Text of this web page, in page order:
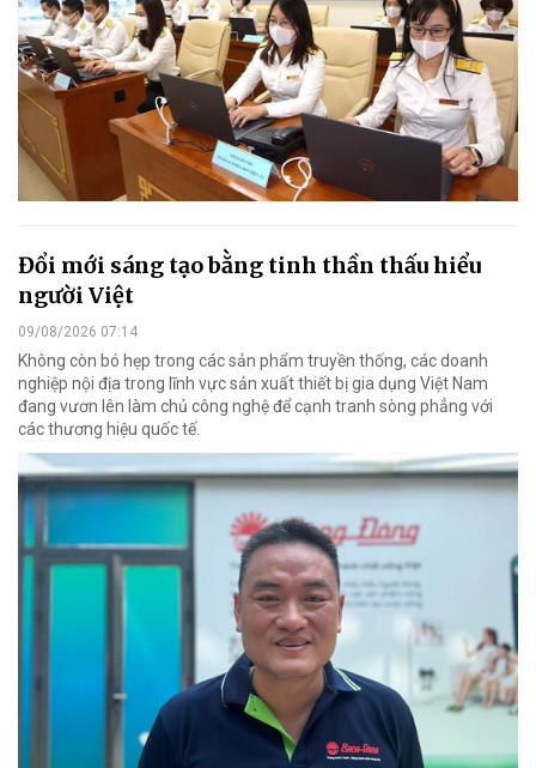
Đổi mới sáng tạo bằng tinh thần thấu hiểu
người Việt
09/08/2026 07:14
Không còn bó hẹp trong các sản phẩm truyền thống, các doanh
nghiệp nội địa trong lĩnh vực sản xuất thiết bị gia dụng Việt Nam
đang vươn lên làm chủ công nghệ để cạnh tranh sòng phẳng với
các thương hiệu quốc tế.